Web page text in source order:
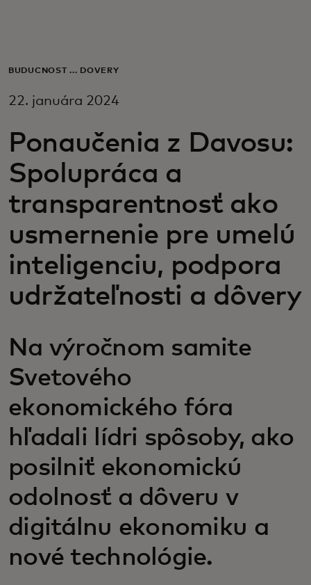
Pre firmy
Pre inovátorov
Novinky a trendy
BUDÚCNOSŤ ... DÔVERY
22. januára 2024
Ponaučenia z Davosu:
Spolupráca a
transparentnosť ako
usmernenie pre umelú
inteligenciu, podpora
udržateľnosti a dôvery
Na výročnom samite
Svetového
ekonomického fóra
hľadali lídri spôsoby, ako
posilniť ekonomickú
odolnosť a dôveru v
digitálnu ekonomiku a
nové technológie.